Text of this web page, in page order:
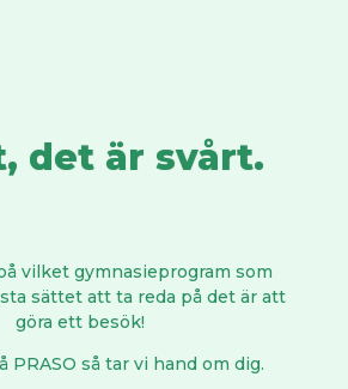
det är svårt.
vilket gymnasieprogram som
sättet att ta reda på det är att
göra ett besök!
PRASO så tar vi hand om dig.